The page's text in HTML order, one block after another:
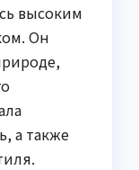
высоким
Он
а также